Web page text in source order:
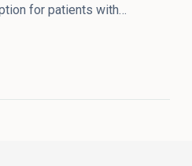
for patients with…